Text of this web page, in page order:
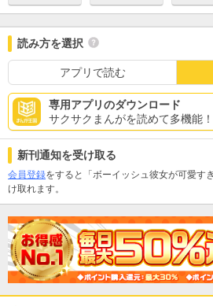
読み方を選択
アプリで読む
専用アプリのダウンロード
サクサクまんがを読めて多機能！
新刊通知を受け取る
会員登録をすると「ボーイッシュ彼女が可愛す
け取れます。